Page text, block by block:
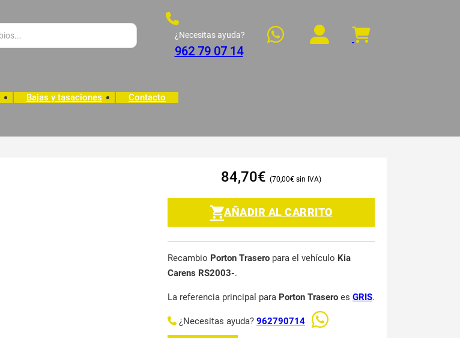
¿Necesitas ayuda?
962 79 07 14
Bajas y tasaciones Contacto
84,70€ 70,00€
AÑADIR AL CARRITO
Recambio Porton Trasero para el vehículo Kia
Carens RS2003-.
La referencia principal para Porton Trasero es GRIS.
¿Necesitas ayuda? 962790714